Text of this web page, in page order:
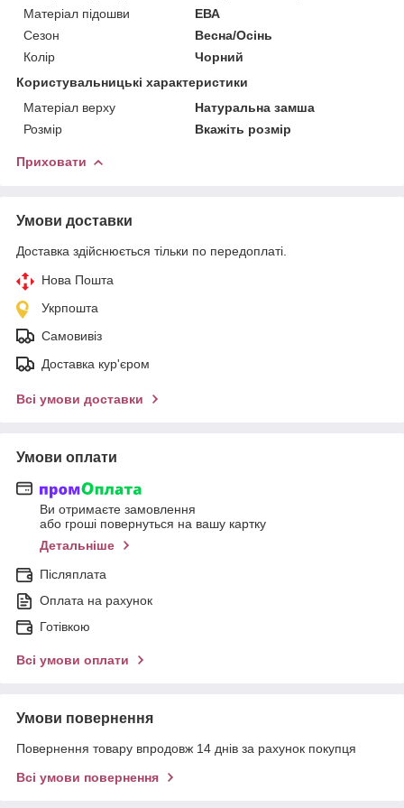
Матеріал підошви
ЕВА
Сезон
Весна/Осінь
Колір
Чорний
Користувальницькі характеристики
Матеріал верху
Натуральна замша
Розмір
Вкажіть розмір
Приховати
Умови доставки
Доставка здійснюється тільки по передоплаті.
Нова Пошта
Укрпошта
Самовивіз
Доставка кур'єром
Всі умови доставки
Умови оплати
Ви отримаєте замовлення
або гроші повернуться на вашу картку
Детальніше
Післяплата
Оплата на рахунок
Готівкою
Всі умови оплати
Умови повернення
Повернення товару впродовж 14 днів за рахунок покупця
Всі умови повернення